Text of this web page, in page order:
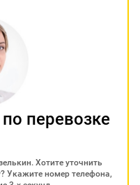
перевозке
Хотите уточнить
Укажите номер телефона,